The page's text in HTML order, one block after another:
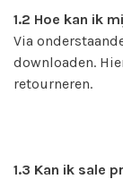
1.2 Hoe kan ik
Via
downloaden.
retourneren.
1.3 Kan ik sale